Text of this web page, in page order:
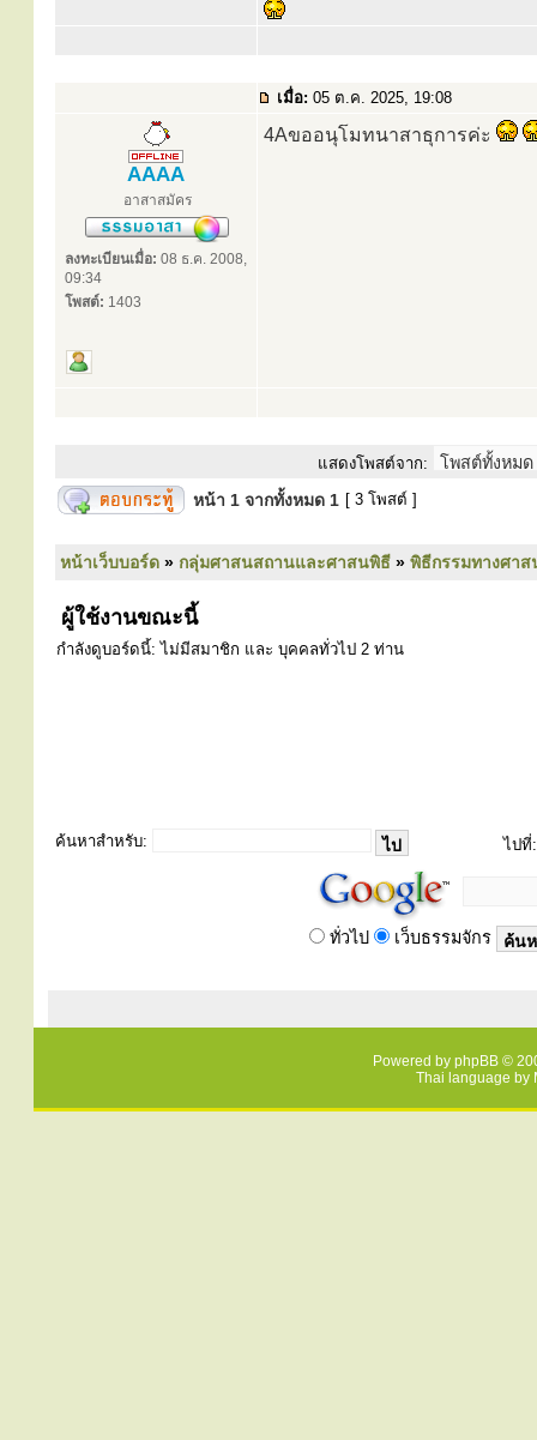
เมื่อ: 05 ต.ค. 2025, 19:08
AAAA
อาสาสมัคร
ลงทะเบียนเมื่อ: 08 ธ.ค. 2008,
09:34
โพสต์: 1403
4Aขออนุโมทนาสาธุการค่ะ
แสดงโพสต์จาก:
หน้า 1 จากทั้งหมด 1 [ 3 โพสต์ ]
หน้าเว็บบอร์ด » กลุ่มศาสนสถานและศาสนพิธี » พิธีกรรมทางศา
ผู้ใช้งานขณะนี้
กำลังดูบอร์ดนี้: ไม่มีสมาชิก และ บุคคลทั่วไป 2 ท่าน
ค้นหาสำหรับ: ไปที่:
ทั่วไป เว็บธรรมจักร
Powered by phpBB ©
Thai language by